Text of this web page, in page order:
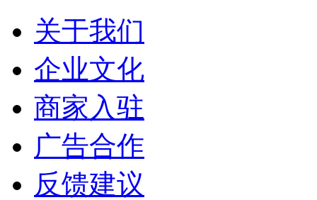
关于我们
企业文化
商家入驻
广告合作
反馈建议